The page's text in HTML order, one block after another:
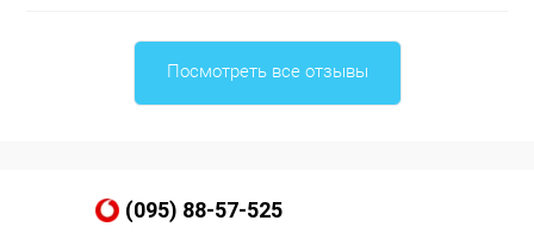
Посмотреть все отзывы
(095) 88-57-525